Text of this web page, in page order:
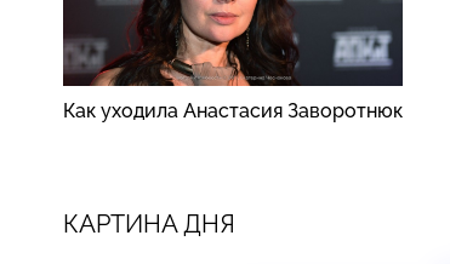
Как уходила Анастасия Заворотнюк
КАРТИНА ДНЯ